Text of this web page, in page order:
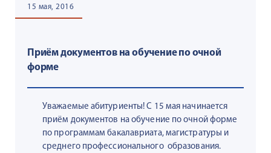
Приём документов на обучение по очной
форме
15 мая, 2016
Уважаемые абитуриенты! С 15 мая начинается
приём документов на обучение по очной форме
по программам бакалавриата, магистратуры и
среднего профессионального образования.